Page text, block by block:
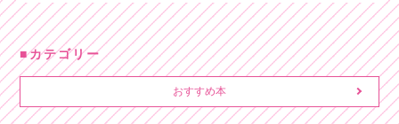
カテゴリー
おすすめ本